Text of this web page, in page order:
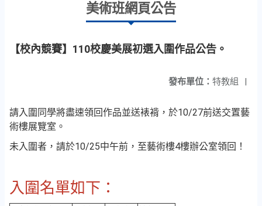
美術班網頁公告
【校內競賽】110校慶美展初選入圍作品公告。
發布單位： 特教組 |
請入圍同學將盡速領回作品並送裱褙，於10/27前送交置藝
術樓展覽室。
未入圍者，請於10/25中午前，至藝術樓4樓辦公室領回！
入圍名單如下：